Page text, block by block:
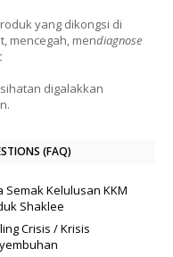
yang dikongsi di
mencegah, mendiagnose
digalakkan
(FAQ)
Semak Kelulusan KKM
Shaklee
Crisis / Krisis